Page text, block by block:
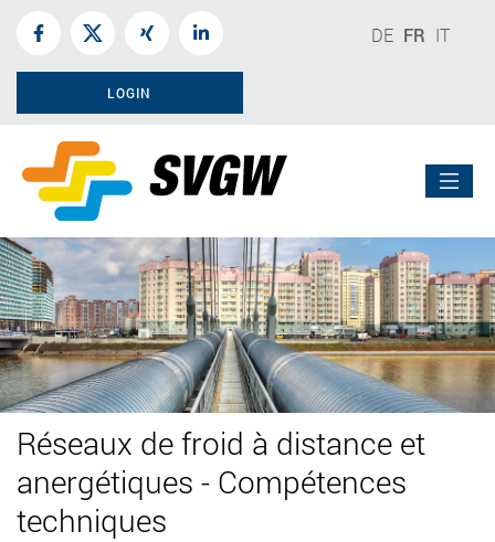
DE FR IT
LOGIN
Réseaux de froid à distance et
anergétiques - Compétences
techniques